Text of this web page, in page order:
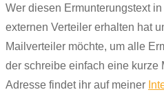
Wer diesen Ermunterungstext
externen Verteiler erhalten hat
Mailverteiler möchte, um alle
der schreibe einfach eine kurze
Adresse findet ihr auf meiner